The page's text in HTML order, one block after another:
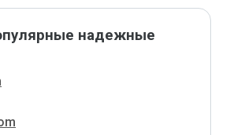
надежные